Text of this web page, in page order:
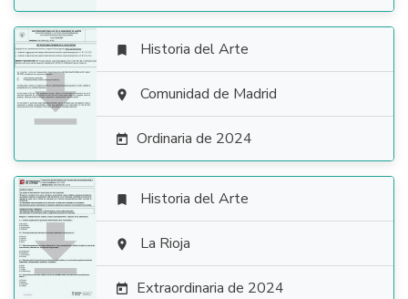

 Historia del Arte
 Comunidad de Madrid
 Ordinaria de 2024

 Historia del Arte
 La Rioja
 Extraordinaria de 2024